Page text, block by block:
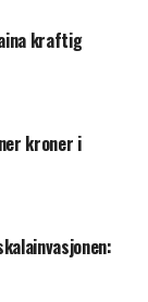
kraftig
kroner i